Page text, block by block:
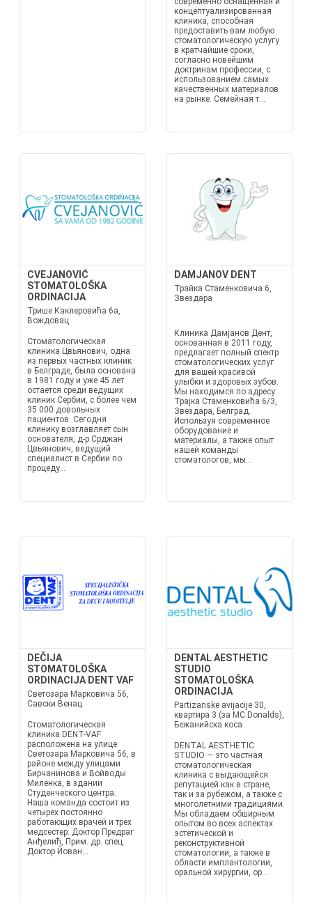
концептуализированная
клиника, способная
предоставить вам любую
стоматологическую услугу
в кратчайшие сроки,
согласно новейшим
доктринам профессии, с
использованием самых
качественных материалов
на рынке. Семейная т...
CVEJANOVIĆ
STOMATOLOŠKA
ORDINACIJA
Трише Каклеровића 6а,
Вождовац
Стоматологическая
клиника Цвьянович, одна
из первых частных клиник
в Белграде, была основана
в 1981 году и уже 45 лет
остается среди ведущих
клиник Сербии, с более чем
35 000 довольных
пациентов. Сегодня
клинику возглавляет сын
основателя, д-р Срджан
Цвьянович, ведущий
специалист в Сербии по
процеду...
DAMJANOV DENT
Трайка Стаменковича 6,
Звездара
Клиника Дамјанов Дент,
основанная в 2011 году,
предлагает полный спектр
стоматологических услуг
для вашей красивой
улыбки и здоровых зубов.
Мы находимся по адресу:
Трајка Стаменковића 6/3,
Звездара, Белград.
Используя современное
оборудование и
материалы, а также опыт
нашей команды
стоматологов, мы...
DEČIJA
STOMATOLOŠKA
ORDINACIJA DENT VAF
Светозара Марковича 56,
Савски Венац
Стоматологическая
клиника DENT-VAF
расположена на улице
Светозара Марковича 56, в
районе между улицами
Бирчанинова и Войводы
Миленка, в здании
Студенческого центра.
Наша команда состоит из
четырех постоянно
работающих врачей и трех
медсестер: Доктор Предраг
Анђелић, Прим. др. спец.
Доктор Йован...
DENTAL AESTHETIC
STUDIO
STOMATOLOŠKA
ORDINACIJA
Partizanske avijacije 30,
квартира 3 (за MC Donalds),
Бежанийска коса
DENTAL AESTHETIC
STUDIO — это частная
стоматологическая
клиника с выдающейся
репутацией как в стране,
так и за рубежом, а также с
многолетними традициями.
Мы обладаем обширным
опытом во всех аспектах
эстетической и
реконструктивной
стоматологии, а также в
области имплантологии,
оральной хирургии, ор...